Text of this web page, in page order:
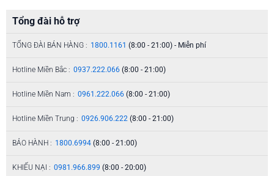
Tổng đài hỗ trợ
TỔNG ĐÀI BÁN HÀNG : 1800.1161 (8:00 - 21:00) - Miễn phí
Hotline Miền Bắc : 0937.222.066 (8:00 - 21:00)
Hotline Miền Nam : 0961.222.066 (8:00 - 21:00)
Hotline Miền Trung : 0926.906.222 (8:00 - 21:00)
BẢO HÀNH : 1800.6994 (8:00 - 21:00)
KHIẾU NẠI : 0981.966.899 (8:00 - 20:00)